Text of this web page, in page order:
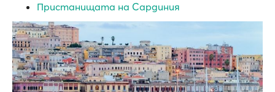
Пристанищата на Сардиния